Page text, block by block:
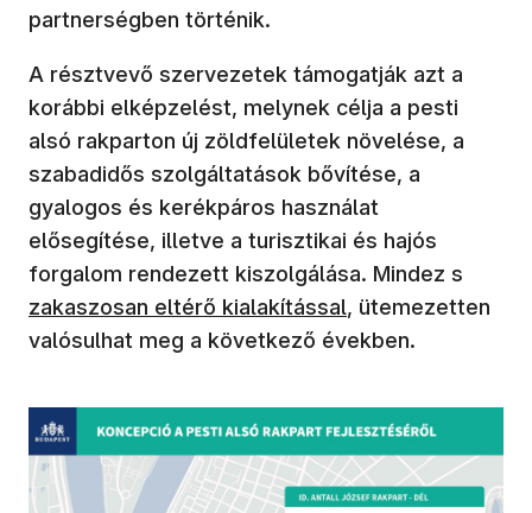
partnerségben történik.
A résztvevő szervezetek támogatják azt a
korábbi elképzelést, melynek célja a pesti
alsó rakparton új zöldfelületek növelése, a
szabadidős szolgáltatások bővítése, a
gyalogos és kerékpáros használat
elősegítése, illetve a turisztikai és hajós
forgalom rendezett kiszolgálása. Mindez s
zakaszosan eltérő kialakítással, ütemezetten
valósulhat meg a következő években.